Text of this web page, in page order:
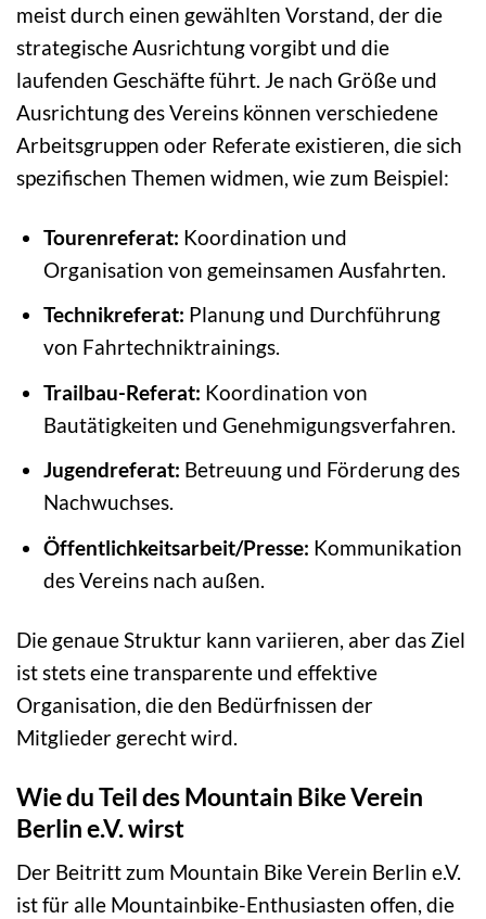
meist durch einen gewählten Vorstand, der die
strategische Ausrichtung vorgibt und die
laufenden Geschäfte führt. Je nach Größe und
Ausrichtung des Vereins können verschiedene
Arbeitsgruppen oder Referate existieren, die sich
spezifischen Themen widmen, wie zum Beispiel:
Tourenreferat: Koordination und
Organisation von gemeinsamen Ausfahrten.
Technikreferat: Planung und Durchführung
von Fahrtechniktrainings.
Trailbau-Referat: Koordination von
Bautätigkeiten und Genehmigungsverfahren.
Jugendreferat: Betreuung und Förderung des
Nachwuchses.
Öffentlichkeitsarbeit/Presse: Kommunikation
des Vereins nach außen.
Die genaue Struktur kann variieren, aber das Ziel
ist stets eine transparente und effektive
Organisation, die den Bedürfnissen der
Mitglieder gerecht wird.
Wie du Teil des Mountain Bike Verein
Berlin e.V. wirst
Der Beitritt zum Mountain Bike Verein Berlin e.V.
ist für alle Mountainbike-Enthusiasten offen, die